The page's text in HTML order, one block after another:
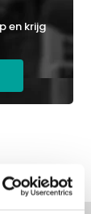
en krijg